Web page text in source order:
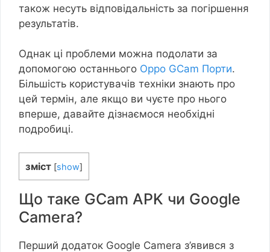
також несуть відповідальність за погіршення
результатів.
Однак ці проблеми можна подолати за
допомогою останнього Oppo GCam Порти.
Більшість користувачів техніки знають про
цей термін, але якщо ви чуєте про нього
вперше, давайте дізнаємося необхідні
подробиці.
зміст [show]
Що таке GCam APK чи Google
Camera?
Перший додаток Google Camera з’явився з